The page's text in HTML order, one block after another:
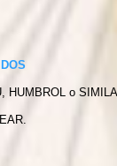
HUMBROL o